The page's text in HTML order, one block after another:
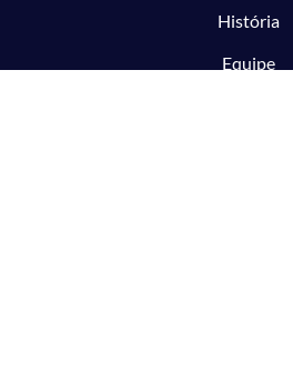
História
Equipe